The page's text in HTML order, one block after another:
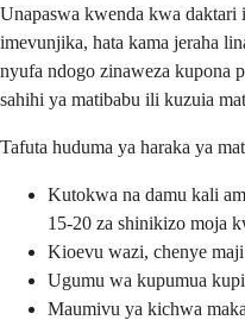
Unapaswa kwenda kwa
imevunjika, hata kama jeraha
nyufa ndogo zinaweza kupona
sahihi ya matibabu ili kuzuia
Tafuta huduma ya haraka ya
Kutokwa na damu kali
15-20 za shinikizo moja
Kioevu wazi, chenye
Ugumu wa kupumua
Maumivu ya kichwa